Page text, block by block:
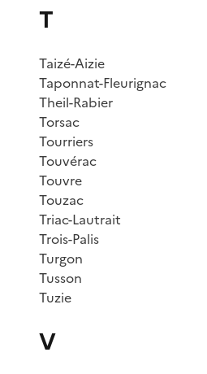
T
Taizé-Aizie
Taponnat-Fleurignac
Theil-Rabier
Torsac
Tourriers
Touvérac
Touvre
Touzac
Triac-Lautrait
Trois-Palis
Turgon
Tusson
Tuzie
V